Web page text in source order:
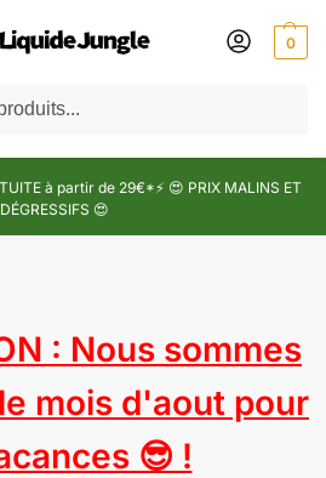
0
à partir de 29€*⚡ 😍 PRIX MALINS ET
DÉGRESSIFS 😍
: Nous sommes
mois d'aout pour
😎 !